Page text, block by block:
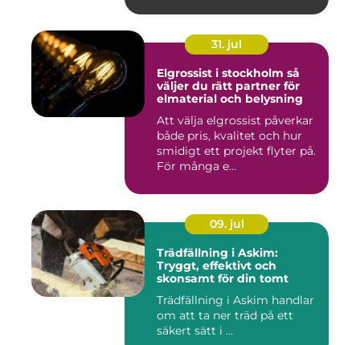
31. jul
Elgrossist i stockholm så
väljer du rätt partner för
elmaterial och belysning
Att välja elgrossist påverkar
både pris, kvalitet och hur
smidigt ett projekt flyter på.
För många e...
09. jul
Trädfällning i Askim:
Tryggt, effektivt och
skonsamt för din tomt
Trädfällning i Askim handlar
om att ta ner träd på ett
säkert sätt i ...